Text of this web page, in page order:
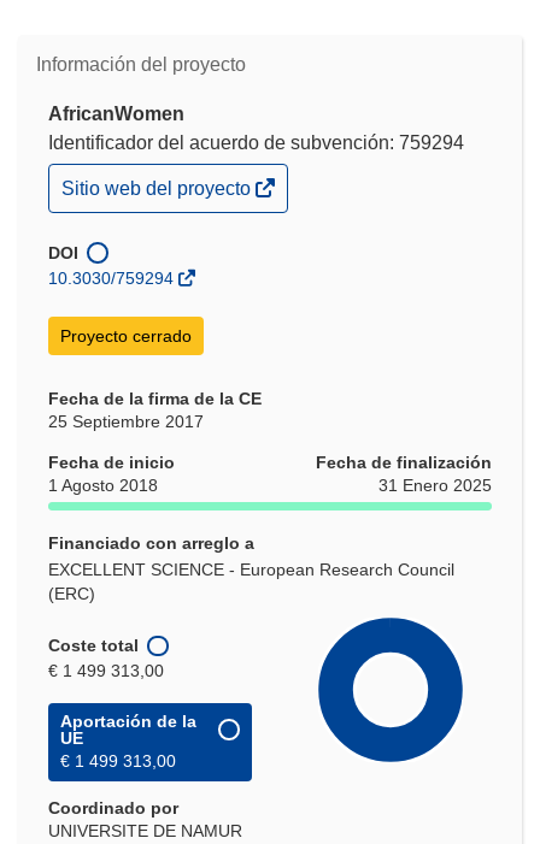
Información del proyecto
AfricanWomen
Identificador del acuerdo de subvención: 759294
(se
abrirá
una
nueva
Sitio web del proyecto
DOI
10.3030/759294
Proyecto cerrado
Fecha de la firma de la CE
25 Septiembre 2017
Fecha de inicio
1 Agosto 2018
Fecha de finalización
31 Enero 2025
Financiado con arreglo a
EXCELLENT SCIENCE - European Research Council
(ERC)
Coste total
€ 1 499 313,00
Aportación de la
UE
€ 1 499 313,00
Coordinado por
UNIVERSITE DE NAMUR